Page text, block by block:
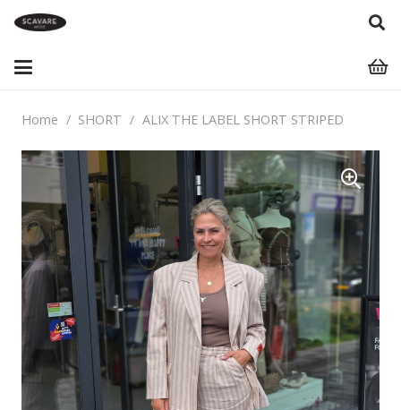
Home / SHORT / ALIX THE LABEL SHORT STRIPED